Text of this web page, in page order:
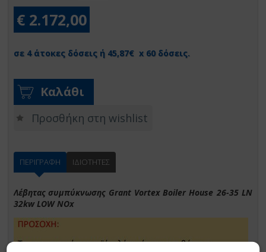
€ 2.172,00
σε 4 άτοκες δόσεις ή 45,87€ x 60 δόσεις.
Καλάθι
Προσθήκη στη wishlist
ΠΕΡΙΓΡΑΦΗ ΙΔΙΟΤΗΤΕΣ
Λέβητας συμπύκνωσης Grant Vortex Boiler House 26-35 LN
32kw LOW NOx